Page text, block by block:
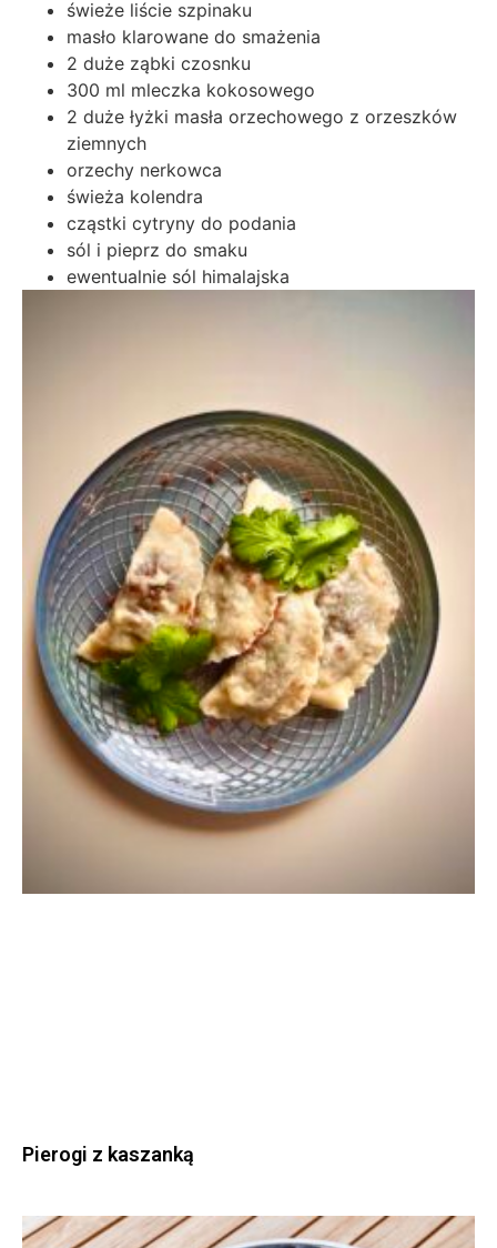
świeże liście szpinaku
masło klarowane do smażenia
2 duże ząbki czosnku
300 ml mleczka kokosowego
2 duże łyżki masła orzechowego z orzeszków
ziemnych
orzechy nerkowca
świeża kolendra
cząstki cytryny do podania
sól i pieprz do smaku
ewentualnie sól himalajska
Pierogi z kaszanką